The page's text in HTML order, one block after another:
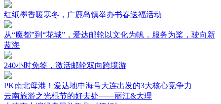
红纸墨香暖寒冬，广鹿岛镇举办书春送福活动
从“魔都”到“花城”，爱达邮轮以文化为帆，服务为桨，驶向新
蓝海
240小时免签，激活邮轮双向跨境游
PK南北母港！爱达地中海号大连出发的3大核心竞争力
云南旅游之光棍节的好去处——丽江&大理